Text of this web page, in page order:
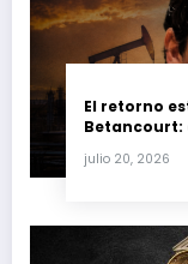
El retorno
Betancourt:
petrolera
julio 20, 2026